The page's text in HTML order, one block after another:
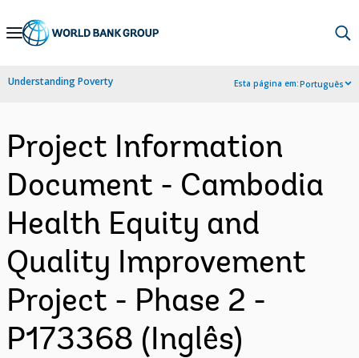
Skip
Navigation
Understanding Poverty Esta página em:Português
Project Information
Document - Cambodia
Health Equity and
Quality Improvement
Project - Phase 2 -
P173368 (Inglês)